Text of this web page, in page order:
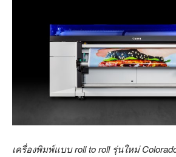
เครื่องพิมพ์แบบroll to roll รุ่นใหม่